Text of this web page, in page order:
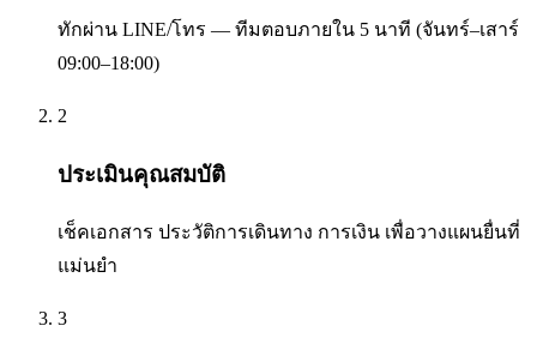
ทักผ่าน LINE/โทร — ทีมตอบภายใน 5 นาที (จันทร์–เสาร์
09:00–18:00)
2
ประเมินคุณสมบัติ
เช็คเอกสาร ประวัติการเดินทาง การเงิน เพื่อวางแผนยื่นที่
แม่นยำ
3